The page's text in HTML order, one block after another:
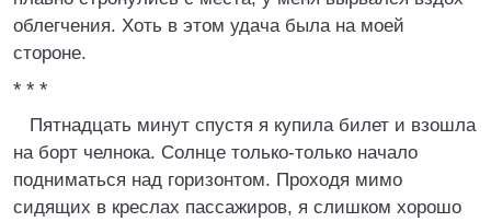
облегчения. Хоть в этом удача была на моей
стороне.
* * *
Пятнадцать минут спустя я купила билет и взошла
на борт челнока. Солнце только-только начало
подниматься над горизонтом. Проходя мимо
сидящих в креслах пассажиров, я слишком хорошо